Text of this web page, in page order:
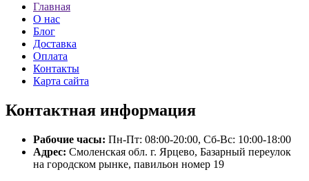
Главная
О нас
Блог
Доставка
Оплата
Контакты
Карта сайта
Контактная информация
Рабочие часы: Пн-Пт: 08:00-20:00, Сб-Вс: 10:00-18:00
Адрес: Смоленская обл. г. Ярцево, Базарный переулок
на городском рынке, павильон номер 19